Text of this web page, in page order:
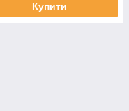
Купити